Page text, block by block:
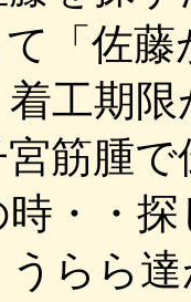
「佐
工期
筋腫
・・
らら